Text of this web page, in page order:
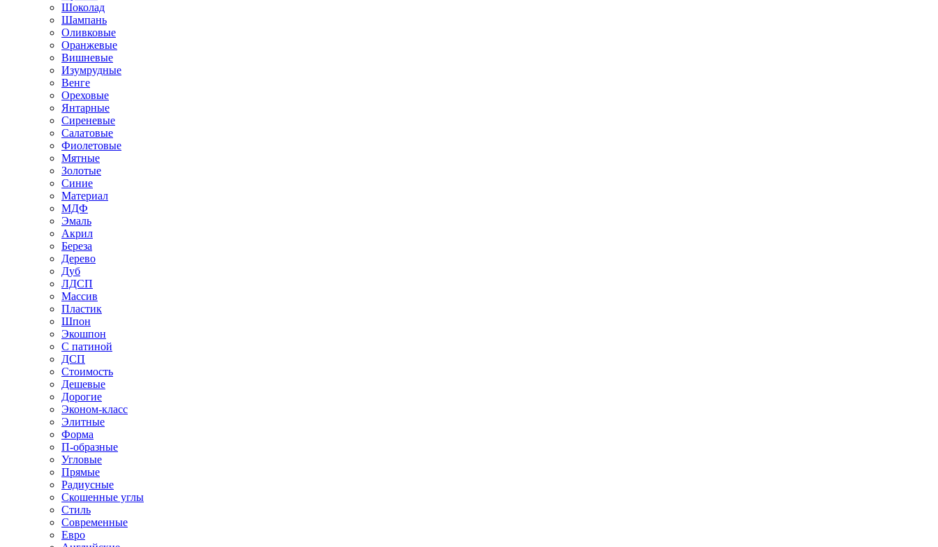
Шоколад
Шампань
Оливковые
Оранжевые
Вишневые
Изумрудные
Венге
Ореховые
Янтарные
Сиреневые
Салатовые
Фиолетовые
Мятные
Золотые
Синие
Материал
МДФ
Эмаль
Акрил
Береза
Дерево
Дуб
ЛДСП
Массив
Пластик
Шпон
Экошпон
С патиной
ДСП
Стоимость
Дешевые
Дорогие
Эконом-класс
Элитные
Форма
П-образные
Угловые
Прямые
Радиусные
Скошенные углы
Стиль
Современные
Евро